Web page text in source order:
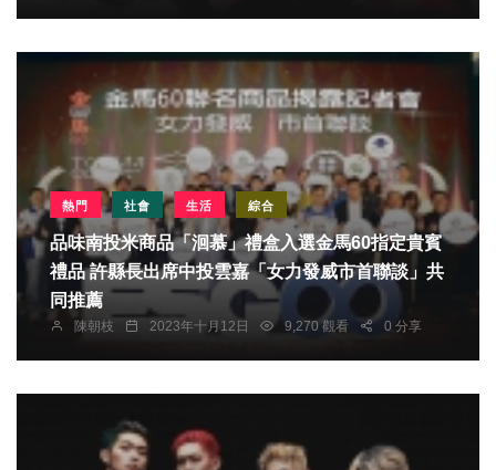
熱門 社會 生活 綜合
品味南投米商品「洄慕」禮盒入選金馬60指定貴賓
禮品 許縣長出席中投雲嘉「女力發威市首聯談」共
同推薦
陳朝枝 2023年十月12日 9,270 觀看 0 分享